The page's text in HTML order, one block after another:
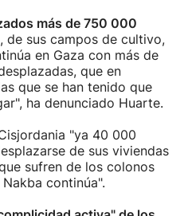
más de 750 000
de sus campos de cultivo,
en Gaza con más de
que en
que se han tenido que
ha denunciado Huarte.
"ya 40 000
de sus viviendas
sufren de los colonos
continúa".